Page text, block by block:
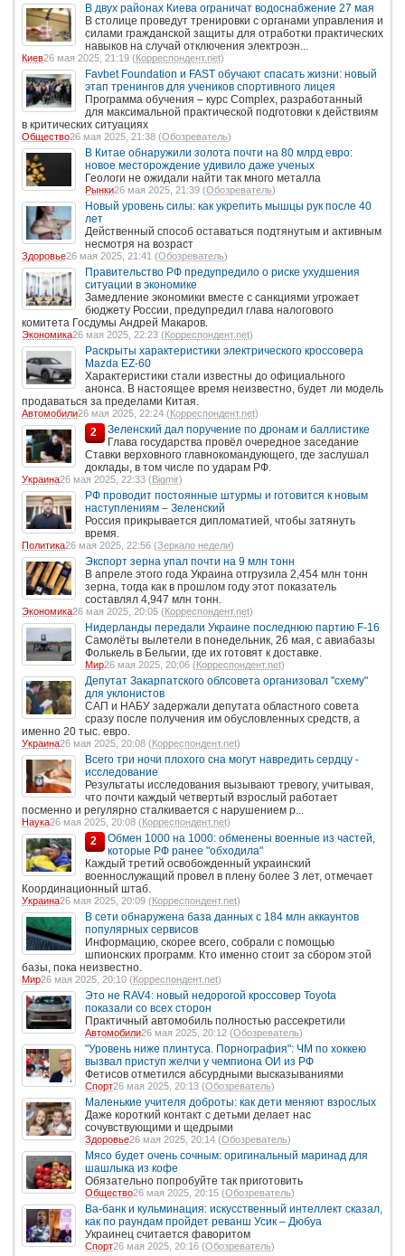
В двух районах Киева ограничат водоснабжение 27 мая
В столице проведут тренировки с органами управления и
силами гражданской защиты для отработки практических
навыков на случай отключения электроэн...
Киев26 мая 2025, 21:19 (Корреспондент.net)
Favbet Foundation и FAST обучают спасать жизни: новый
этап тренингов для учеников спортивного лицея
Программа обучения – курс Complex, разработанный
для максимальной практической подготовки к действиям
в критических ситуациях
Общество26 мая 2025, 21:38 (Обозреватель)
В Китае обнаружили золота почти на 80 млрд евро:
новое месторождение удивило даже ученых
Геологи не ожидали найти так много металла
Рынки26 мая 2025, 21:39 (Обозреватель)
Новый уровень силы: как укрепить мышцы рук после 40
лет
Действенный способ оставаться подтянутым и активным
несмотря на возраст
Здоровье26 мая 2025, 21:41 (Обозреватель)
Правительство РФ предупредило о риске ухудшения
ситуации в экономике
Замедление экономики вместе с санкциями угрожает
бюджету России, предупредил глава налогового
комитета Госдумы Андрей Макаров.
Экономика26 мая 2025, 22:23 (Корреспондент.net)
Раскрыты характеристики электрического кроссовера
Mazda EZ-60
Характеристики стали известны до официального
анонса. В настоящее время неизвестно, будет ли модель
продаваться за пределами Китая.
Автомобили26 мая 2025, 22:24 (Корреспондент.net)
2
Зеленский дал поручение по дронам и баллистике
Глава государства провёл очередное заседание
Ставки верховного главнокомандующего, где заслушал
доклады, в том числе по ударам РФ.
Украина26 мая 2025, 22:33 (Bigmir)
РФ проводит постоянные штурмы и готовится к новым
наступлениям – Зеленский
Россия прикрывается дипломатией, чтобы затянуть
время.
Политика26 мая 2025, 22:56 (Зеркало недели)
Экспорт зерна упал почти на 9 млн тонн
В апреле этого года Украина отгрузила 2,454 млн тонн
зерна, тогда как в прошлом году этот показатель
составлял 4,947 млн тонн.
Экономика26 мая 2025, 20:05 (Корреспондент.net)
Нидерланды передали Украине последнюю партию F-16
Самолёты вылетели в понедельник, 26 мая, с авиабазы
Фолькель в Бельгии, где их готовят к доставке.
Мир26 мая 2025, 20:06 (Корреспондент.net)
Депутат Закарпатского облсовета организовал "схему"
для уклонистов
САП и НАБУ задержали депутата областного совета
сразу после получения им обусловленных средств, а
именно 20 тыс. евро.
Украина26 мая 2025, 20:08 (Корреспондент.net)
Всего три ночи плохого сна могут навредить сердцу -
исследование
Результаты исследования вызывают тревогу, учитывая,
что почти каждый четвертый взрослый работает
посменно и регулярно сталкивается с нарушением р...
Наука26 мая 2025, 20:08 (Корреспондент.net)
2
Обмен 1000 на 1000: обменены военные из частей,
которые РФ ранее "обходила"
Каждый третий освобожденный украинский
военнослужащий провел в плену более 3 лет, отмечает
Координационный штаб.
Украина26 мая 2025, 20:09 (Корреспондент.net)
В сети обнаружена база данных с 184 млн аккаунтов
популярных сервисов
Информацию, скорее всего, собрали с помощью
шпионских программ. Кто именно стоит за сбором этой
базы, пока неизвестно.
Мир26 мая 2025, 20:10 (Корреспондент.net)
Это не RAV4: новый недорогой кроссовер Toyota
показали со всех сторон
Практичный автомобиль полностью рассекретили
Автомобили26 мая 2025, 20:12 (Обозреватель)
"Уровень ниже плинтуса. Порнография": ЧМ по хоккею
вызвал приступ желчи у чемпиона ОИ из РФ
Фетисов отметился абсурдными высказываниями
Спорт26 мая 2025, 20:13 (Обозреватель)
Маленькие учителя доброты: как дети меняют взрослых
Даже короткий контакт с детьми делает нас
сочувствующими и щедрыми
Здоровье26 мая 2025, 20:14 (Обозреватель)
Мясо будет очень сочным: оригинальный маринад для
шашлыка из кофе
Обязательно попробуйте так приготовить
Общество26 мая 2025, 20:15 (Обозреватель)
Ва-банк и кульминация: искусственный интеллект сказал,
как по раундам пройдет реванш Усик – Дюбуа
Украинец считается фаворитом
Спорт26 мая 2025, 20:16 (Обозреватель)